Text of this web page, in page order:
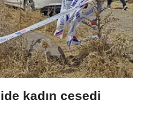
kadın cesedi